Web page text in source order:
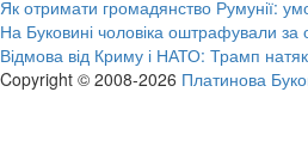
Як отримати громадянство Румунії:
На Буковині чоловіка оштрафували
Відмова від Криму і НАТО: Трамп
Copyright © 2008-2026 Платинова